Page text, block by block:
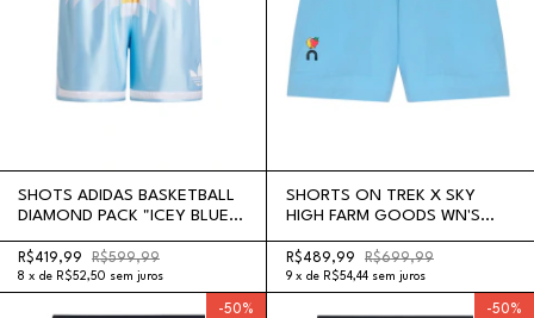
SHOTS ADIDAS BASKETBALL
DIAMOND PACK "ICEY BLUE
R$419,99 R$599,99
8 x de R$52,50 sem juros
SHORTS ON TREK X SKY
HIGH FARM GOODS WN'S
R$489,99 R$699,99
9 x de R$54,44 sem juros
-50% -50%